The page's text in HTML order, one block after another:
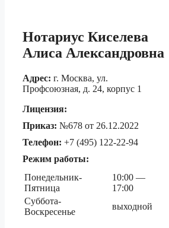
Нотариус Киселева
Алиса Александровна
Адрес: г. Москва, ул.
Профсоюзная, д. 24, корпус 1
Лицензия:
Приказ: №678 от 26.12.2022
Телефон: +7 (495) 122-22-94
Режим работы:
Понедельник-
Пятница
10:00 —
17:00
Суббота-
Воскресенье
выходной